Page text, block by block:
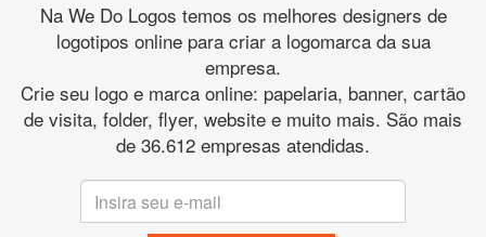
Na We Do Logos temos os melhores designers de
logotipos online para criar a logomarca da sua
empresa.
Crie seu logo e marca online: papelaria, banner, cartão
de visita, folder, flyer, website e muito mais. São mais
de 36.612 empresas atendidas.